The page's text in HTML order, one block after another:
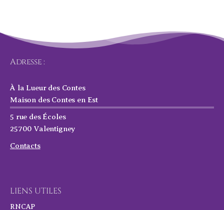
Adresse :
À la Lueur des Contes
Maison des Contes en Est
5 rue des Écoles
25700 Valentigney
Contacts
LIENS UTILES
RNCAP